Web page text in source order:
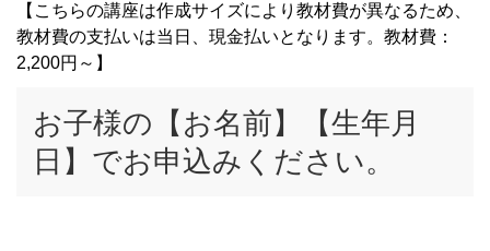
【こちらの講座は作成サイズにより教材費が異なるため、
教材費の支払いは当日、現金払いとなります。教材費：
2,200円～】
お子様の【お名前】【生年月
日】でお申込みください。